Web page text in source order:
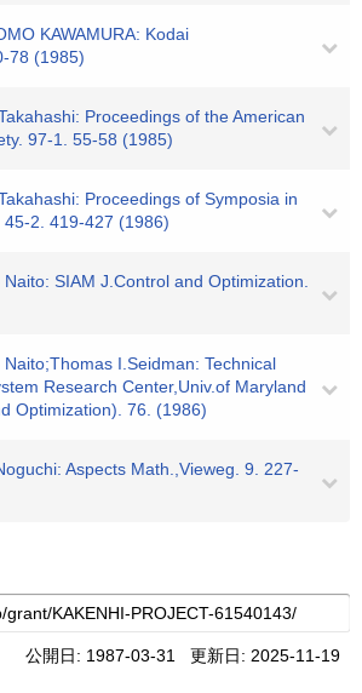
KAWAMURA: Kodai
78 (1985)
Proceedings of the American
97-1. 55-58 (1985)
Proceedings of Symposia in
2. 419-427 (1986)
SIAM J.Control and Optimization.
I.Seidman: Technical
Research Center,Univ.of Maryland
Optimization). 76. (1986)
Aspects Math.,Vieweg. 9. 227-
公開日: 1987-03-31 更新日: 2025-11-19